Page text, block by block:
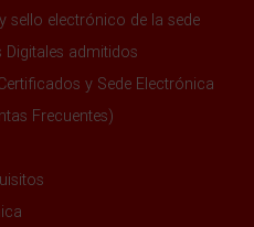
sello electrónico de la sede
Digitales admitidos
y Sede Electrónica
Frecuentes)